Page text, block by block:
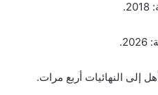
إلى النهائيات أربع مرات.